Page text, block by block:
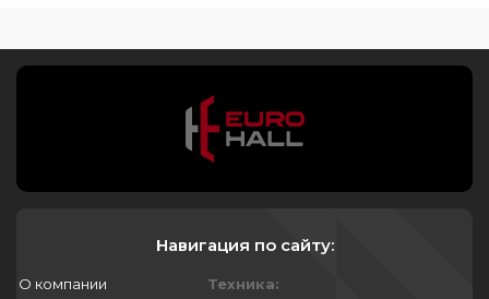
Навигация по сайту:
О компании
Техника: